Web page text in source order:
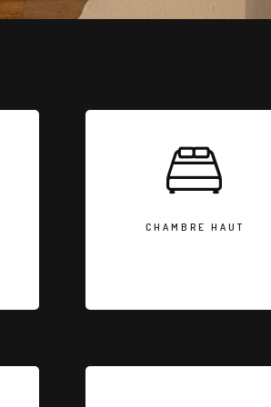
CHAMBRE HAUT
CHAMBRE HAUT
2 lits 90, 1 commode, 1 portant,
accès à la salle de bain privative